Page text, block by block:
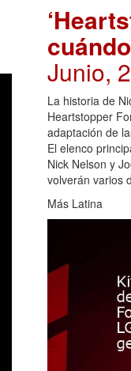
Junio,
La historia de
Heartstopper
adaptación de
El elenco
Nick Nelson y
volverán varios
Más Latina